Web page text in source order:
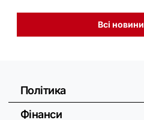
Всі новини
Політика
Фінанси